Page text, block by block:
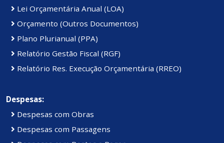
Lei Orçamentária Anual (LOA)
Orçamento (Outros Documentos)
Plano Plurianual (PPA)
Relatório Gestão Fiscal (RGF)
Relatório Res. Execução Orçamentária (RREO)
Despesas:
Despesas com Obras
Despesas com Passagens